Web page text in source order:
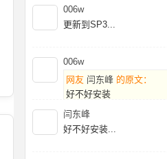
006w
更新到SP3...
006w
网友 闫东峰 的原文：
好不好安装
暂时没有好的破姐，建议2025在等
闫东峰
好不好安装...